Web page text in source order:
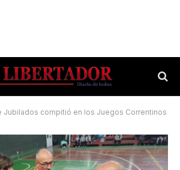
Jubilados compitió en los Juegos Correntinos